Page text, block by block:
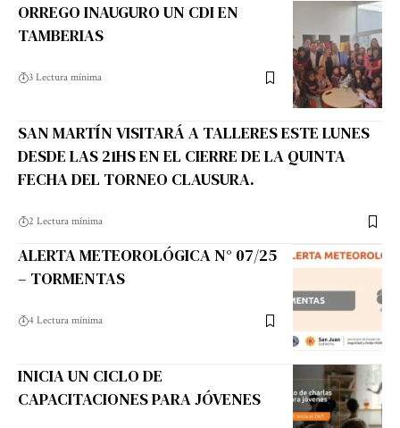
ORREGO INAUGURO UN CDI EN
TAMBERIAS
3 Lectura mínima
SAN MARTÍN VISITARÁ A TALLERES ESTE LUNES
DESDE LAS 21HS EN EL CIERRE DE LA QUINTA
FECHA DEL TORNEO CLAUSURA.
2 Lectura mínima
ALERTA METEOROLÓGICA N° 07/25
– TORMENTAS
4 Lectura mínima
INICIA UN CICLO DE
CAPACITACIONES PARA JÓVENES